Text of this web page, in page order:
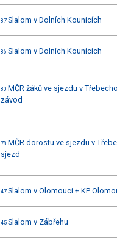
87 Slalom v Dolních Kounicích
86 Slalom v Dolních Kounicích
80 MČR žáků ve sjezdu v
závod
78 MČR dorostu ve sjezdu v
sjezd
47 Slalom v Olomouci + KP
45 Slalom v Zábřehu